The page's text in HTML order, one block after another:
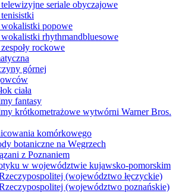
seriale obyczajowe
popowe
rhythmandbluesowe
rockowe
górnej
ciała
fantasy
krótkometrażowe wytwórni Warner Bros.
komórkowego
botaniczne na Węgrzech
z Poznaniem
w województwie kujawsko-pomorskim
(województwo łęczyckie)
(województwo poznańskie)